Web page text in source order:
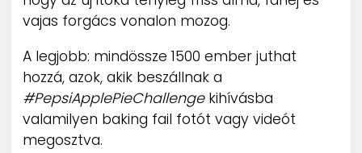
vajas forgács vonalon mozog.
A legjobb: mindössze 1500 ember juthat
hozzá, azok, akik beszállnak a
#PepsiApplePieChallengekihívásba
valamilyen baking fail fotót vagy videót
megosztva.